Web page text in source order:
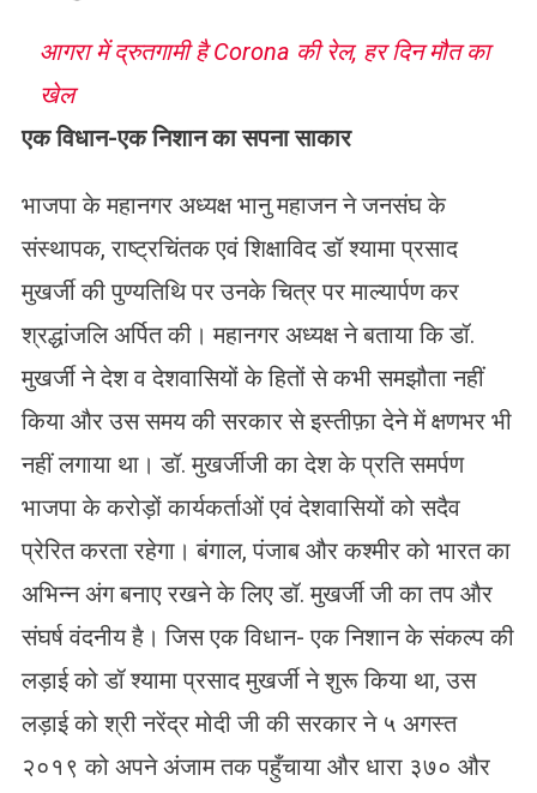
आगरा में द्रुतगामी है Corona की रेल, हर दिन मौत का
खेल
एक विधान-एक निशान का सपना साकार
भाजपा के महानगर अध्यक्ष भानु महाजन ने जनसंघ के
संस्थापक, राष्ट्रचिंतक एवं शिक्षाविद डॉ श्यामा प्रसाद
मुखर्जी की पुण्यतिथि पर उनके चित्र पर माल्यार्पण कर
श्रद्धांजलि अर्पित की। महानगर अध्यक्ष ने बताया कि डॉ.
मुखर्जी ने देश व देशवासियों के हितों से कभी समझौता नहीं
किया और उस समय की सरकार से इस्तीफ़ा देने में क्षणभर भी
नहीं लगाया था। डॉ. मुखर्जीजी का देश के प्रति समर्पण
भाजपा के करोड़ों कार्यकर्ताओं एवं देशवासियों को सदैव
प्रेरित करता रहेगा। बंगाल, पंजाब और कश्मीर को भारत का
अभिन्न अंग बनाए रखने के लिए डॉ. मुखर्जी जी का तप और
संघर्ष वंदनीय है। जिस एक विधान- एक निशान के संकल्प की
लड़ाई को डॉ श्यामा प्रसाद मुखर्जी ने शुरू किया था, उस
लड़ाई को श्री नरेंद्र मोदी जी की सरकार ने ५ अगस्त
२०१९ को अपने अंजाम तक पहुँचाया और धारा ३७० और